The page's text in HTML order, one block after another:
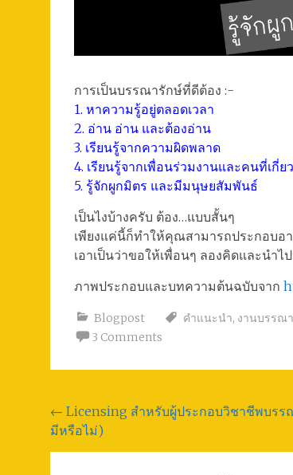
การเป็นบรรณารักษ์ที่ดีต้อง :-
1. หาความรู้อยู่ตลอดเวลา
2. อ่าน อ่าน และต้องอ่าน
3. เรียนรู้จากความผิดพลาด
4. เรียนรู้จากเพื่อนร่วมงานและคนที่เกี่ย
5. รู้จักผูกมิตร และมีมนุษยสัมพันธ์
เป็นไงบ้างครับ ต้อง…แบบสั้นๆ
เพียงแค่นี้ก็ทำให้คุณสามารถประกอบอ
เอาเป็นว่าขอให้เพื่อนๆ ลองคิดและนำ
ภาพประกอบและบทความต้นฉบับจาก
Blogpost คำแนะนำ, งานบรรณ
3 Comments
Post
navigation
← Licensing สำหรับผู้ประกอบวิชาชีพบรร
มีหรือไม่)